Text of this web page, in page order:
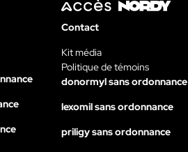
Contact
Kit média
Politique de témoins
donormyl sans ordonnance
lexomil sans ordonnance
priligy sans ordonnance